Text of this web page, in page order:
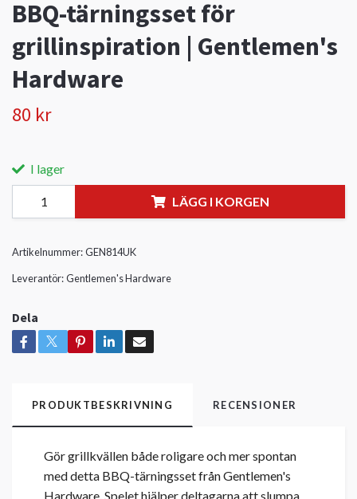
BBQ-tärningsset för
grillinspiration | Gentlemen's
Hardware
80 kr
I lager
LÄGG I KORGEN
Artikelnummer:GEN814UK
Leverantör:Gentlemen's Hardware
Dela
PRODUKTBESKRIVNING RECENSIONER
Gör grillkvällen både roligare och mer spontan
med detta BBQ-tärningsset från Gentlemen's
Hardware. Spelet hjälper deltagarna att slumpa